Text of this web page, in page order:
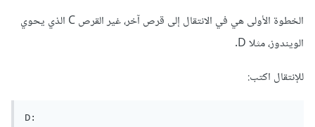
الخطوة الأولى هي في الانتقال إلى قرص آخر، غير القرص C الذي يحوي
الويندوز، مثلا D.
للإنتقال اكتب:
D: